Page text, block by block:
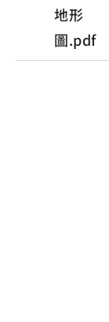
地形
圖.pdf